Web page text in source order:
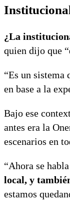
¿La
quien dijo que
“Es un sistema
en base a la
Bajo ese
antes era la
escenarios en
“Ahora se
local, y
estamos